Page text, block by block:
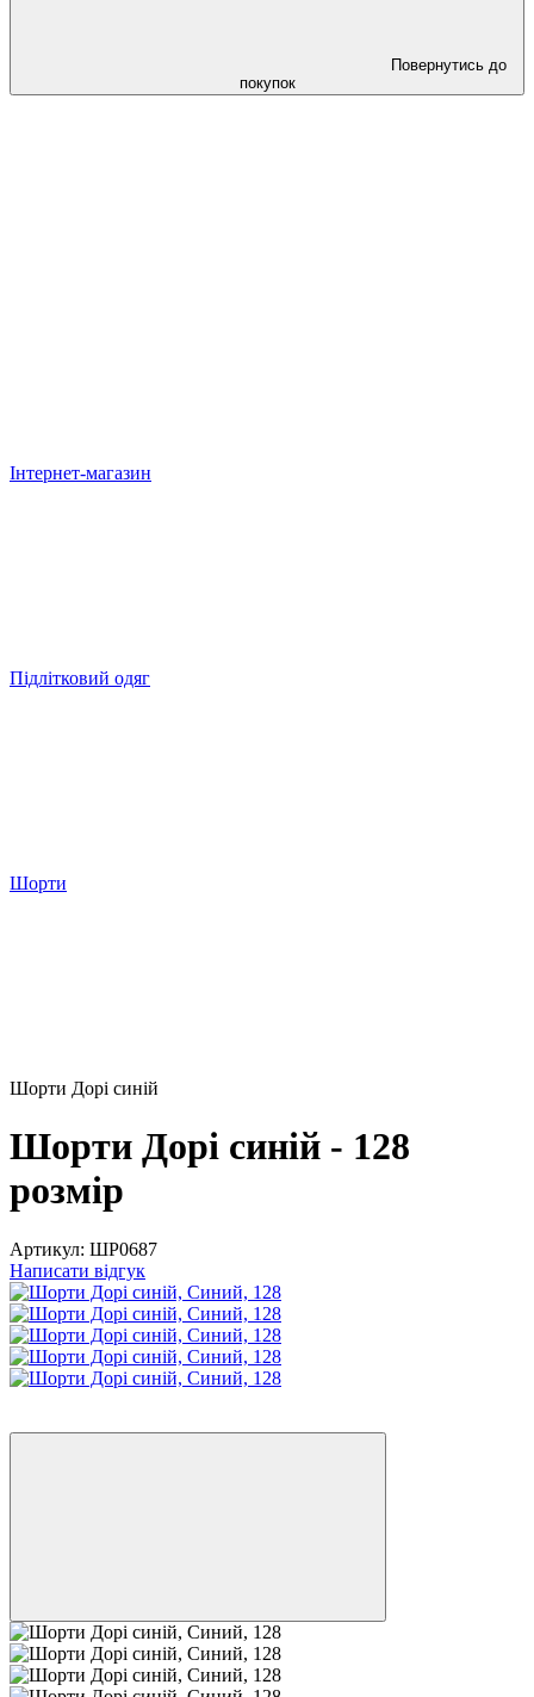
Повернутись до
покупок
Інтернет-магазин
Підлітковий одяг
Шорти
Шорти Дорі синій
Шорти Дорі синій - 128
розмір
Артикул: ШР0687
Написати відгук